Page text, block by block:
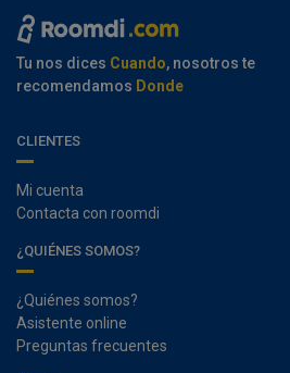
Tu nos dices Cuando, nosotros te
recomendamos Donde
CLIENTES
Mi cuenta
Contacta con roomdi
¿QUIÉNES SOMOS?
¿Quiénes somos?
Asistente online
Preguntas frecuentes